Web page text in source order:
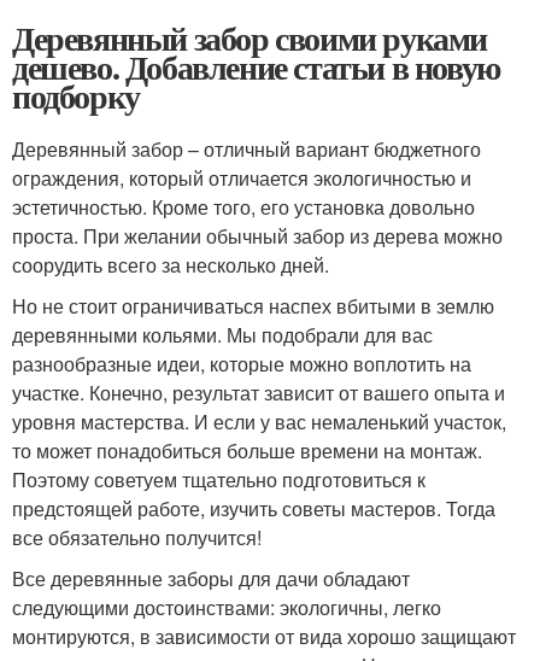
Деревянный забор своими руками
дешево. Добавление статьи в новую
подборку
Деревянный забор – отличный вариант бюджетного
ограждения, который отличается экологичностью и
эстетичностью. Кроме того, его установка довольно
проста. При желании обычный забор из дерева можно
соорудить всего за несколько дней.
Но не стоит ограничиваться наспех вбитыми в землю
деревянными кольями. Мы подобрали для вас
разнообразные идеи, которые можно воплотить на
участке. Конечно, результат зависит от вашего опыта и
уровня мастерства. И если у вас немаленький участок,
то может понадобиться больше времени на монтаж.
Поэтому советуем тщательно подготовиться к
предстоящей работе, изучить советы мастеров. Тогда
все обязательно получится!
Все деревянные заборы для дачи обладают
следующими достоинствами: экологичны, легко
монтируются, в зависимости от вида хорошо защищают